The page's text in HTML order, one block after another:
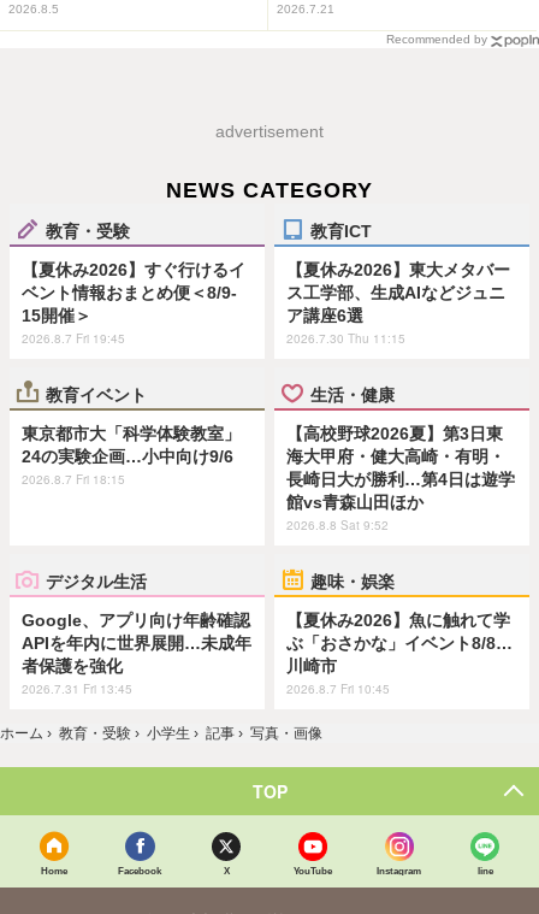
2026.8.5 2026.7.21
Recommended by
advertisement
NEWS CATEGORY
教育・受験
【夏休み2026】すぐ行けるイ
ベント情報おまとめ便＜8/9-
15開催＞
2026.8.7 Fri 19:45
教育ICT
【夏休み2026】東大メタバー
ス工学部、生成AIなどジュニ
ア講座6選
2026.7.30 Thu 11:15
教育イベント
東京都市大「科学体験教室」
24の実験企画…小中向け9/6
2026.8.7 Fri 18:15
生活・健康
【高校野球2026夏】第3日東
海大甲府・健大高崎・有明・
長崎日大が勝利…第4日は遊学
館vs青森山田ほか
2026.8.8 Sat 9:52
デジタル生活
Google、アプリ向け年齢確認
APIを年内に世界展開…未成年
者保護を強化
2026.7.31 Fri 13:45
趣味・娯楽
【夏休み2026】魚に触れて学
ぶ「おさかな」イベント8/8…
川崎市
2026.8.7 Fri 10:45
ホーム › 教育・受験 › 小学生 › 記事 › 写真・画像
TOP
Home Facebook X YouTube Instagram line